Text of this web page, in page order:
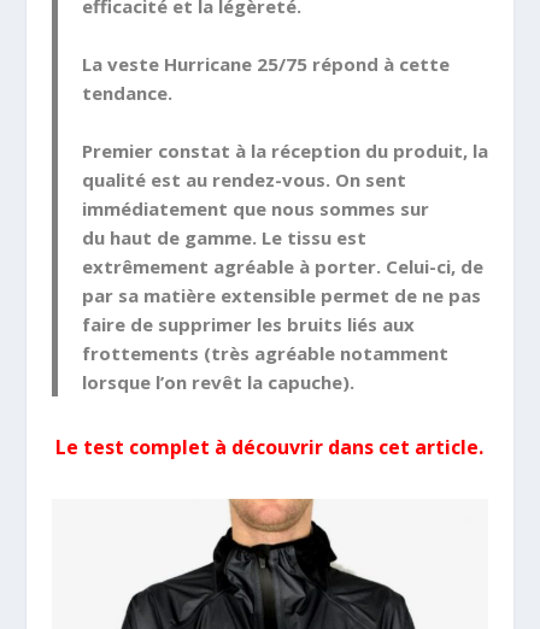
efficacité et la légèreté.
La veste Hurricane 25/75 répond à cette
tendance.
Premier constat à la réception du produit, la
qualité est au rendez-vous. On sent
immédiatement que nous sommes sur
du haut de gamme. Le tissu est
extrêmement agréable à porter. Celui-ci, de
par sa matière extensible permet de ne pas
faire de supprimer les bruits liés aux
frottements (très agréable notamment
lorsque l’on revêt la capuche).
Le test complet à découvrir dans cet article.